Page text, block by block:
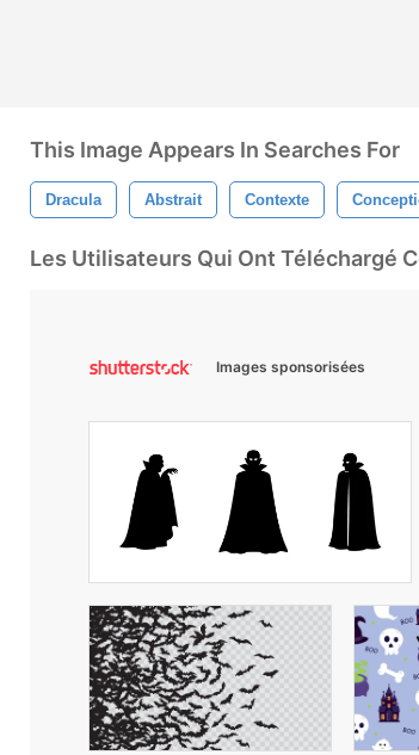
This Image Appears In Searches For
Dracula Abstrait Contexte
Les Utilisateurs Qui Ont Téléchargé
Images sponsorisées